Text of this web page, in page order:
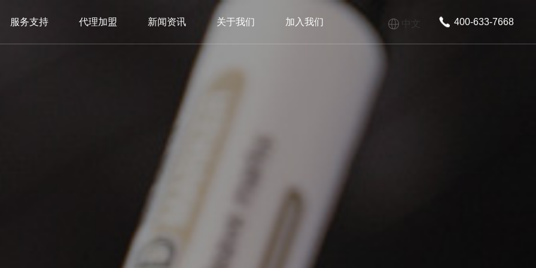
服务支持 代理加盟 新闻资讯 关于我们 加入我们 中文 400-633-7668